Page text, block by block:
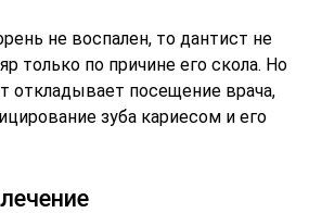
не воспален, то дантист не
только по причине его скола. Но
откладывает посещение врача,
зуба кариесом и его